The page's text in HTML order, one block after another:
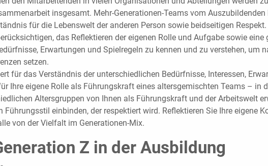
insgesamt. Mehr-Generationen-Teams vom
für die Lebenswelt der anderen Person sowie beidseitigen
das Reflektieren der eigenen Rolle und Aufgabe sowie
Erwartungen und Spielregeln zu kennen und zu verstehen,
setzen.
für das Verständnis der unterschiedlichen Bedürfnisse, Interessen,
Ihre eigene Rolle als Führungskraft eines altersgemischten Teams –
Altersgruppen von Ihnen als Führungskraft und der Arbeitswelt
Führungsstil einbinden, der respektiert wird. Reflektieren Sie Ihre
von der Vielfalt im Generationen-Mix.
Z in der Ausbildung